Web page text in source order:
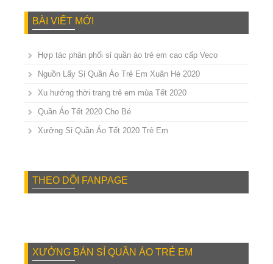
BÀI VIẾT MỚI
Hợp tác phân phối sỉ quần áo trẻ em cao cấp Veco
Nguồn Lấy Sỉ Quần Áo Trẻ Em Xuân Hè 2020
Xu hướng thời trang trẻ em mùa Tết 2020
Quần Áo Tết 2020 Cho Bé
Xưởng Sỉ Quần Áo Tết 2020 Trẻ Em
THEO DÕI FANPAGE
XƯỞNG BÁN SỈ QUẦN ÁO TRẺ EM